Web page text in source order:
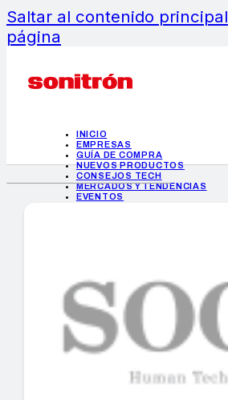
Saltar al contenido principal
página
INICIO
EMPRESAS
GUÍA DE COMPRA
NUEVOS PRODUCTOS
CONSEJOS TECH
MERCADOS Y TENDENCIAS
EVENTOS
INICIO
EMPRESAS
GUÍA DE COMPRA